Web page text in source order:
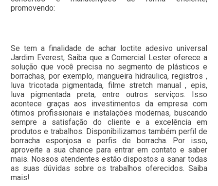
promovendo:
Se tem a finalidade de achar loctite adesivo universal
Jardim Everest, Saiba que a Comercial Lester oferece a
solução que você precisa no segmento de plásticos e
borrachas, por exemplo, mangueira hidraulica, registros ,
luva tricotada pigmentada, filme stretch manual , epis,
luva pigmentada preta, entre outros serviços. Isso
acontece graças aos investimentos da empresa com
ótimos profissionais e instalações modernas, buscando
sempre a satisfação do cliente e a excelência em
produtos e trabalhos. Disponibilizamos também perfil de
borracha esponjosa e perfis de borracha. Por isso,
aproveite a sua chance para entrar em contato e saber
mais. Nossos atendentes estão dispostos a sanar todas
as suas dúvidas sobre os trabalhos oferecidos. Saiba
mais!